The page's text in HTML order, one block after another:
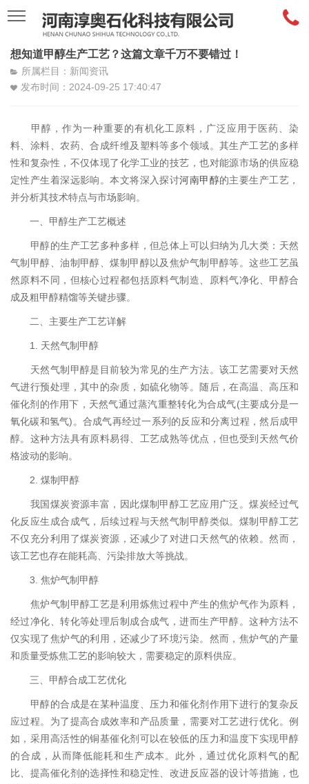
想知道甲醇生产工艺？这篇文章千万不要错过！
所属栏目：新闻资讯
发布时间：2024-09-25 17:40:47
甲醇，作为一种重要的有机化工原料，广泛应用于医药、染
料、涂料、农药、合成纤维及塑料等多个领域。其生产工艺的多样
性和复杂性，不仅体现了化学工业的技艺，也对能源市场的供应稳
定性产生着深远影响。本文将深入探讨河南甲醇的主要生产工艺，
并分析其技术特点与市场影响。
一、甲醇生产工艺概述
甲醇的生产工艺多种多样，但总体上可以归纳为几大类：天然
气制甲醇、油制甲醇、煤制甲醇以及焦炉气制甲醇等。这些工艺虽
然原料不同，但核心过程都包括原料气制造、原料气净化、甲醇合
成及粗甲醇精馏等关键步骤。
二、主要生产工艺详解
1. 天然气制甲醇
天然气制甲醇是目前较为常见的生产方法。该工艺需要对天然
气进行预处理，其中的杂质，如硫化物等。随后，在高温、高压和
催化剂的作用下，天然气通过蒸汽重整转化为合成气(主要成分是一
氧化碳和氢气)。合成气再经过一系列的反应和分离过程，然后成甲
醇。这种方法具有原料易得、工艺成熟等优点，但也受到天然气价
格波动的影响。
2. 煤制甲醇
我国煤炭资源丰富，因此煤制甲醇工艺应用广泛。煤炭经过气
化反应生成合成气，后续过程与天然气制甲醇类似。煤制甲醇工艺
不仅充分利用了煤炭资源，还减少了对进口天然气的依赖。然而，
该工艺也存在能耗高、污染排放大等挑战。
3. 焦炉气制甲醇
焦炉气制甲醇工艺是利用炼焦过程中产生的焦炉气作为原料，
经过净化、转化等处理后制成合成气，进而生产甲醇。这种方法不
仅实现了焦炉气的利用，还减少了环境污染。然而，焦炉气的产量
和质量受炼焦工艺的影响较大，需要稳定的原料供应。
三、甲醇合成工艺优化
甲醇的合成是在某种温度、压力和催化剂作用下进行的复杂反
应过程。为了提高合成效率和产品质量，需要对工艺进行优化。例
如，采用高活性的铜基催化剂可以在较低的压力和温度下实现甲醇
的合成，从而降低能耗和生产成本。此外，通过优化原料气的配
比、提高催化剂的选择性和稳定性、改进反应器的设计等措施，也